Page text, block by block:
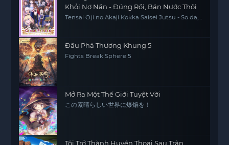
Khỏi Nợ Nần - Đúng Rồi, Bán Nước Thôi
Tensai Oji no Akaji Kokka Saisei Jutsu - So da,
Debt (Hey, How About Treason?)
Đấu Phá Thương Khung 5
Fights Break Sphere 5
Mở Ra Một Thế Giới Tuyệt Vời
この素晴らしい世界に爆焔を！
Tôi Trở Thành Huyền Thoại Sau Trận